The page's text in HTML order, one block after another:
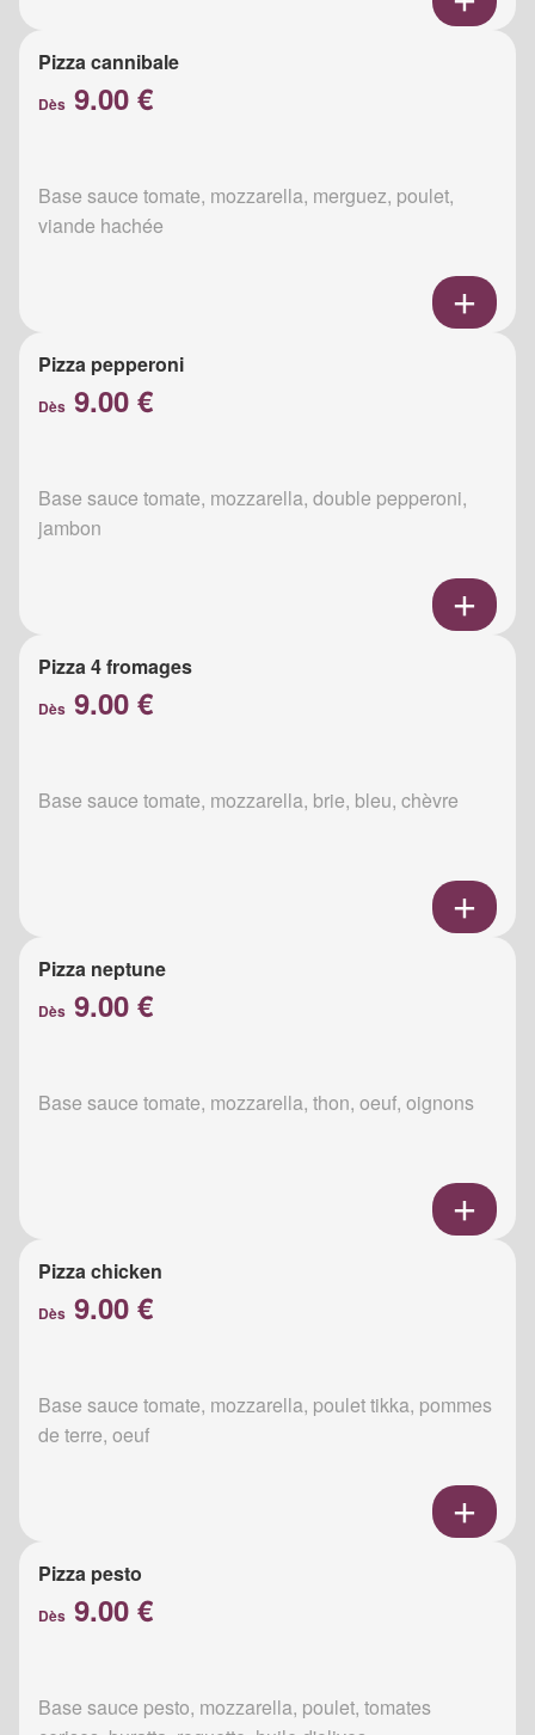
Pizza cannibale
Dès 9.00 €
Base sauce tomate, mozzarella, merguez, poulet,
viande hachée
Pizza pepperoni
Dès 9.00 €
Base sauce tomate, mozzarella, double pepperoni,
jambon
Pizza 4 fromages
Dès 9.00 €
Base sauce tomate, mozzarella, brie, bleu, chèvre
Pizza neptune
Dès 9.00 €
Base sauce tomate, mozzarella, thon, oeuf, oignons
Pizza chicken
Dès 9.00 €
Base sauce tomate, mozzarella, poulet tikka, pommes
de terre, oeuf
Pizza pesto
Dès 9.00 €
Base sauce pesto, mozzarella, poulet, tomates